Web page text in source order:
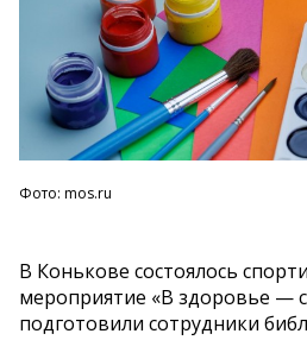
Фото: mos.ru
В Конькове состоялось
мероприятие «B здоровье —
подготовили сотрудники